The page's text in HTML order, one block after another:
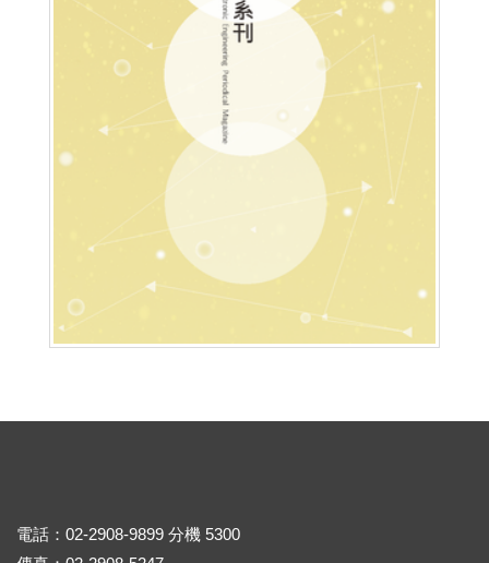
電話：02-2908-9899 分機 5300